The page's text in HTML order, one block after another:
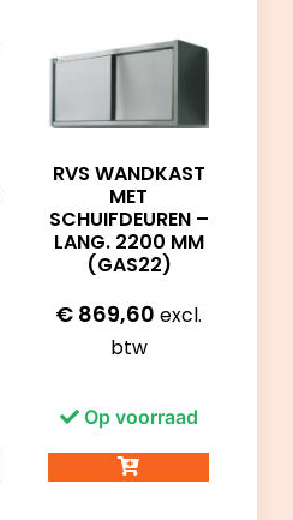
RVS WANDKAST
MET
SCHUIFDEUREN –
LANG. 2200 MM
(GAS22)
€ 869,60 excl.
btw
Op voorraad